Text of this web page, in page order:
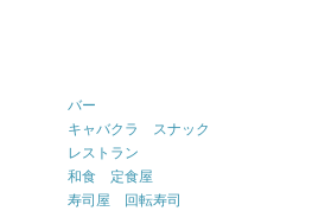
バー
キャバクラ スナック
レストラン
和食 定食屋
寿司屋 回転寿司